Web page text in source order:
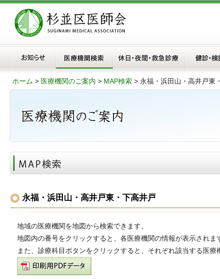
ホーム > 医療機関のご案内 > MAP検索 > 永福・浜田山・高井戸東
永福・浜田山・高井戸東・下高井戸
地域の医療機関を地図から検索できます。
地図内の番号をクリックすると、各医療機関の情報が表示されま
また、診療科目ボタンをクリックすると、それぞれ該当する医